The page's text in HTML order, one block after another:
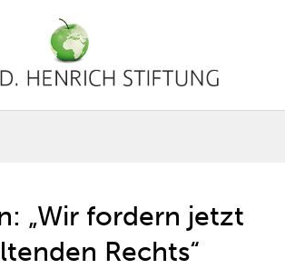
„Wir fordern jetzt
Rechts“